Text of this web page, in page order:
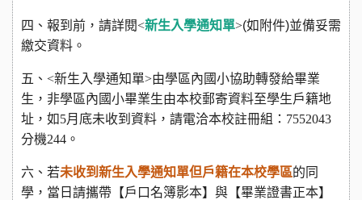
四、報到前，請詳閱<新生入學通知單>(如附件)並備妥需
繳交資料。
五、<新生入學通知單>由學區內國小協助轉發給畢業
生，非學區內國小畢業生由本校郵寄資料至學生戶籍地
址，如5月底未收到資料，請電洽本校註冊組：7552043
分機244。
六、若未收到新生入學通知單但戶籍在本校學區的同
學，當日請攜帶【戶口名簿影本】與【畢業證書正本】